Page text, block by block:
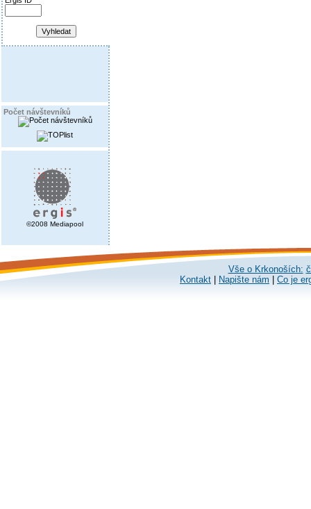
Počet návštevníků
©2008 Mediapool
Vše o Krkonoších:
Kontakt
Napište nám Co je